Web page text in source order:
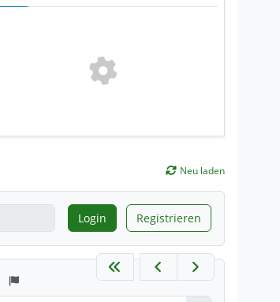
Neu laden
Login Registrieren